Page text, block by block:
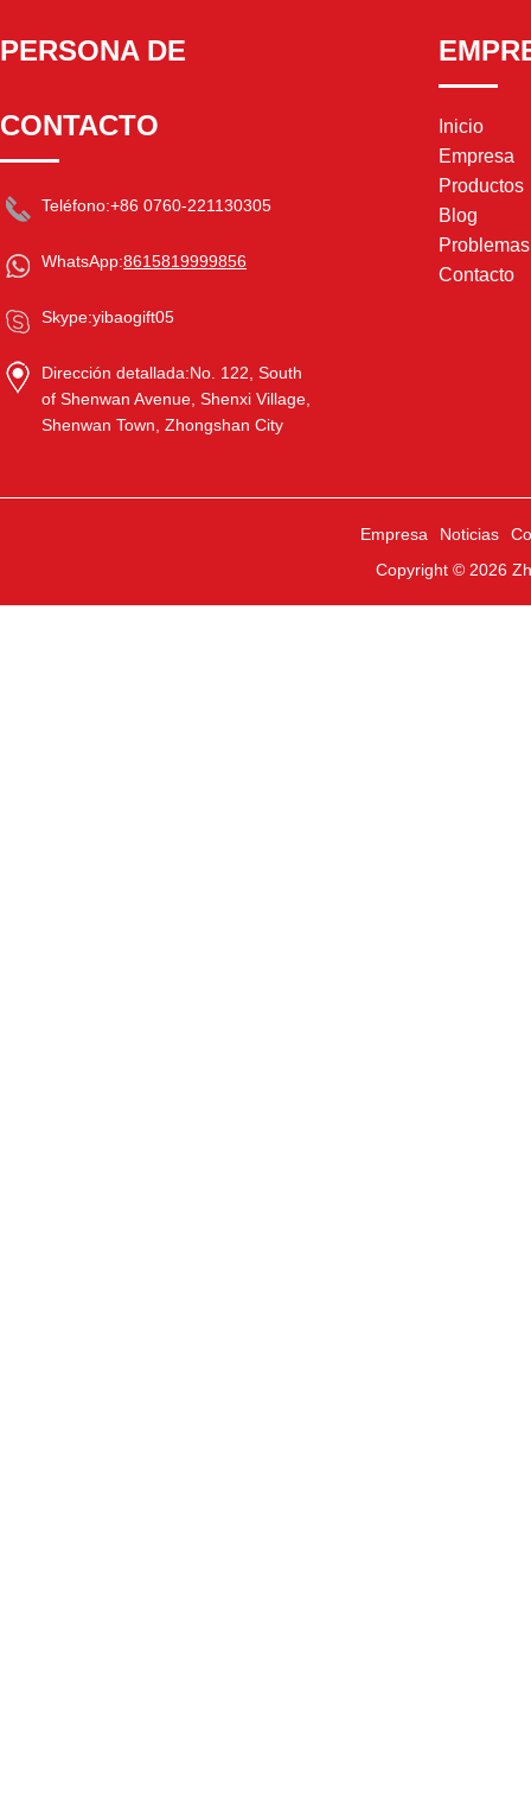
PERSONA DE
CONTACTO
Teléfono:+86 0760-221130305
WhatsApp:8615819999856
Skype:yibaogift05
Dirección detallada:No. 122, South
of Shenwan Avenue, Shenxi Village,
Shenwan Town, Zhongshan City
Inicio
Empresa
Productos
Blog
Contacto
Empresa Noticias
Copyright © 2026